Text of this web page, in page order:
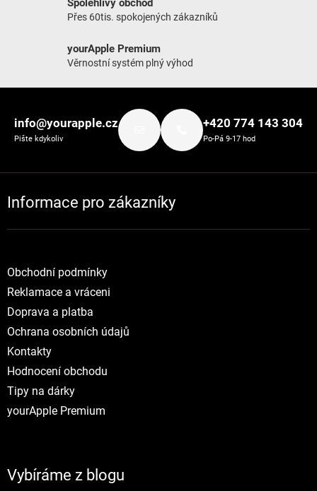
Spolehlivý obchod
Přes 60tis. spokojených zákazníků
yourApple Premium
Věrnostní systém plný výhod
info@yourapple.cz
Pište kdykoliv
+420 774 143 304
Po-Pá 9-17 hod
Informace pro zákazníky
Obchodní podmínky
Reklamace a vráceni
Doprava a platba
Ochrana osobních údajů
Kontakty
Hodnocení obchodu
Tipy na dárky
yourApple Premium
Vybíráme z blogu